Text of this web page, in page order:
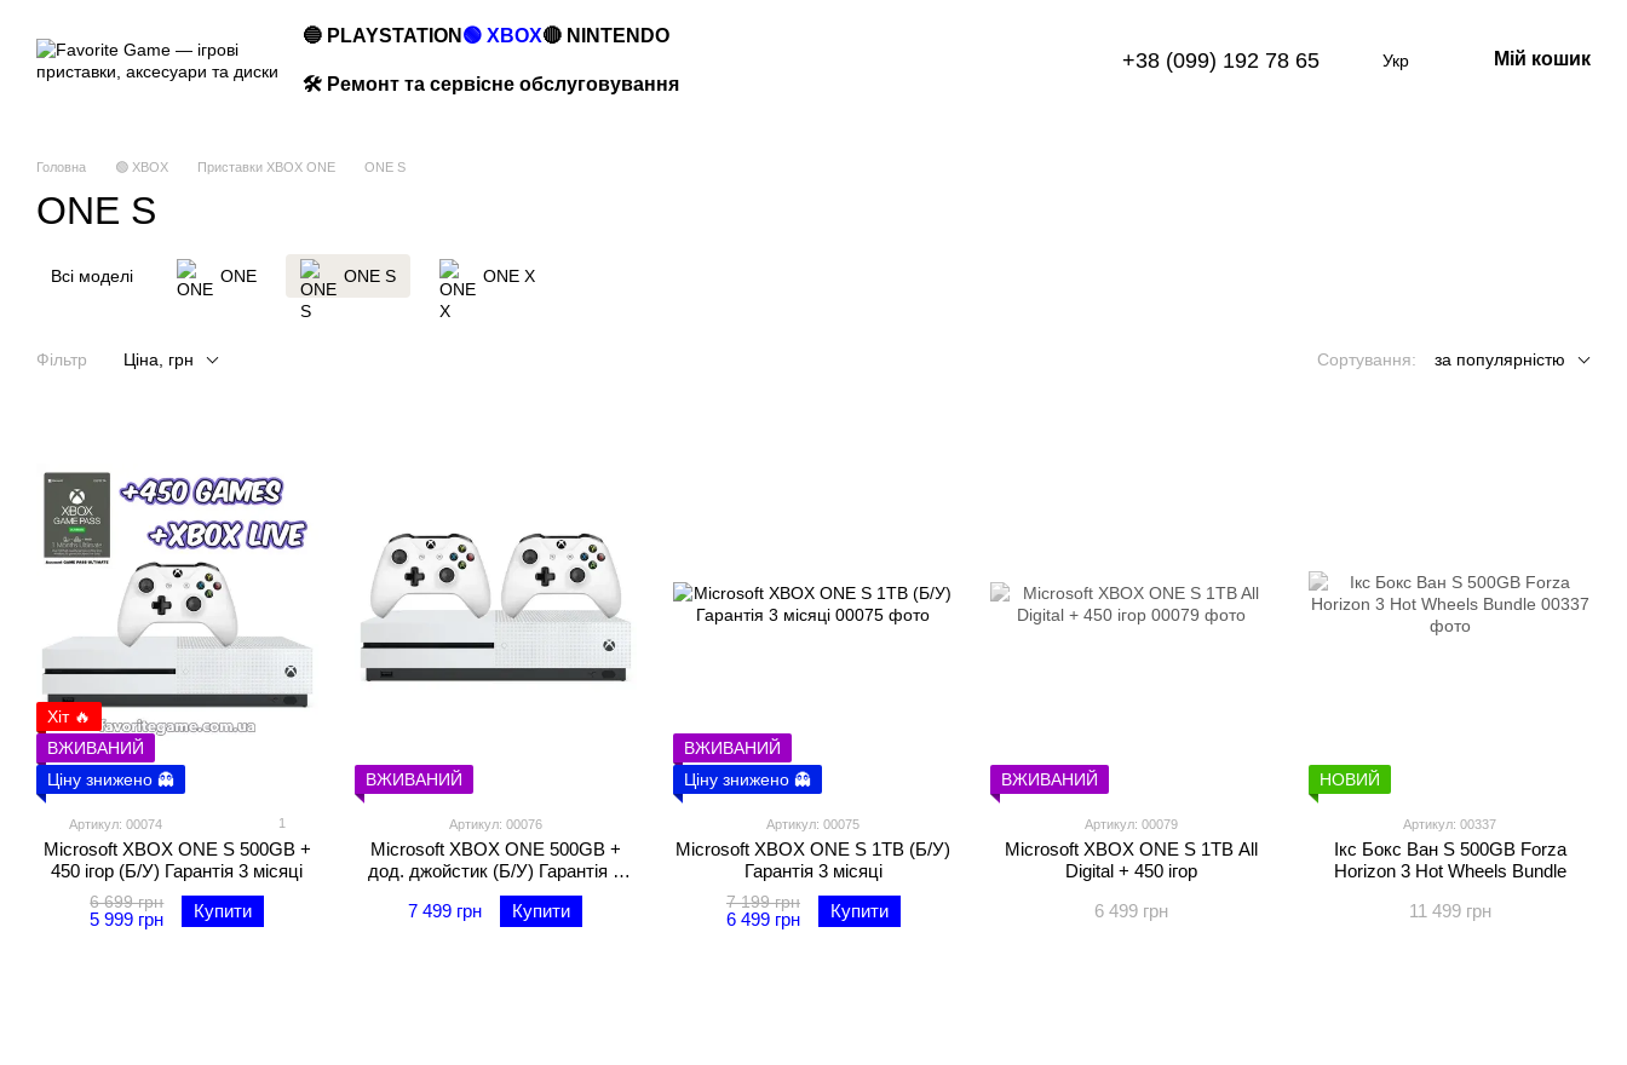
🔵 PLAYSTATION 🟢 XBOX🔴 NINTENDO
🛠️ Ремонт та сервісне обслуговування
+38 (099) 192 78 65 Укр Мій кошик
Головна 🟢 XBOX Приставки XBOX ONE ONE S
ONE S
Всі моделі ONE ONE S ONE X
Фільтр Ціна, грн Сортування: за популярністю
Хіт 🔥
ВЖИВАНИЙ
Ціну знижено 👻
Артикул: 00074 1
Microsoft XBOX ONE S 500GB +
450 ігор (Б/У) Гарантія 3 місяці
6 699 грн
5 999 грн Купити
ВЖИВАНИЙ
Артикул: 00076
Microsoft XBOX ONE 500GB +
дод. джойстик (Б/У) Гарантія 3
місяці
7 499 грн
Купити
ВЖИВАНИЙ
Ціну знижено 👻
Артикул: 00075
Microsoft XBOX ONE S 1TB (Б/У)
Гарантія 3 місяці
7 199 грн
6 499 грн Купити
ВЖИВАНИЙ
Артикул: 00079
Microsoft XBOX ONE S 1TB All
Digital + 450 ігор
6 499 грн
НОВИЙ
Артикул: 00337
Ікс Бокс Ван S 500GB Forza
Horizon 3 Hot Wheels Bundle
11 499 грн